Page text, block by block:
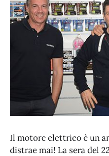
Il motore elettrico è un
distrae mai! La sera del